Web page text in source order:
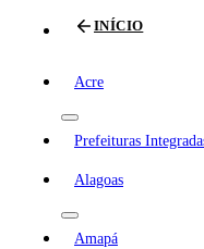
INÍCIO
Acre
Prefeituras
Alagoas
Amapá